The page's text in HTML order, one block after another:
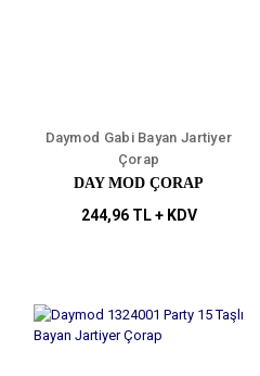
Daymod Gabi Bayan Jartiyer
Çorap
DAY MOD ÇORAP
244,96 TL + KDV